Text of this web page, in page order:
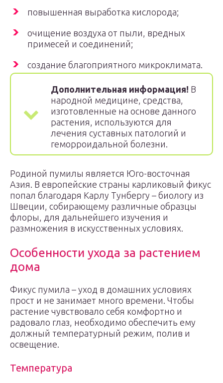
повышенная выработка кислорода;
очищение воздуха от пыли, вредных
примесей и соединений;
создание благоприятного микроклимата.
Дополнительная информация! В
народной медицине, средства,
изготовленные на основе данного
растения, используются для
лечения суставных патологий и
геморроидальной болезни.
Родиной пумилы является Юго-восточная
Азия. В европейские страны карликовый фикус
попал благодаря Карлу Тунбергу – биологу из
Швеции, собирающему различные образцы
флоры, для дальнейшего изучения и
размножения в искусственных условиях.
Особенности ухода за растением
дома
Фикус пумила – уход в домашних условиях
прост и не занимает много времени. Чтобы
растение чувствовало себя комфортно и
радовало глаз, необходимо обеспечить ему
должный температурный режим, полив и
освещение.
Температура